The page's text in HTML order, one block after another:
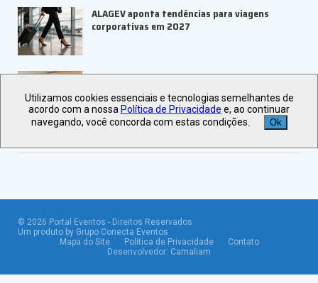
ALAGEV aponta tendências para viagens
corporativas em 2027
UBRAFE e SP Negócios fortalecem
ecossistema de eventos B2B
Últimas Notícias
© 2026 Portal Eventos - Direitos Reservados
Um produto by Grupo Conecta Eventos
Mapa do Site
Política de Privacidade
Contato
Desenvolvedor: Camaliam
Utilizamos cookies essenciais e tecnologias semelhantes de
acordo com a nossa Política de Privacidade e, ao continuar
navegando, você concorda com estas condições.
Ok